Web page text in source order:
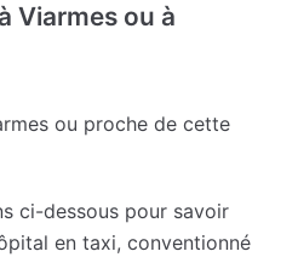
Viarmes ou à
ou proche de cette
ci-dessous pour savoir
en taxi, conventionné